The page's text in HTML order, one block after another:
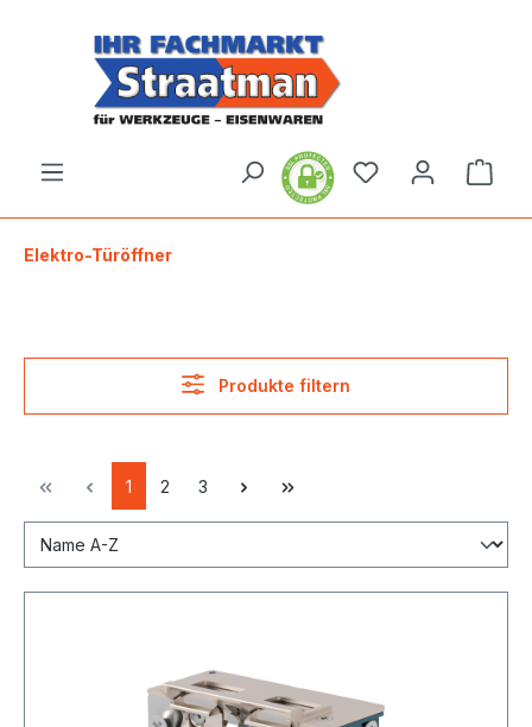
Elektro-Türöffner
Produkte filtern
1 2 3